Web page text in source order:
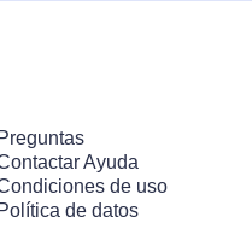
Preguntas
Ayuda
de uso
Política de datos